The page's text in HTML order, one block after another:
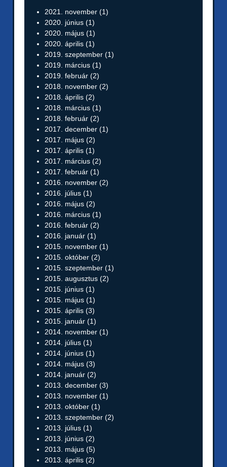
2021. november (1)
2020. június (1)
2020. május (1)
2020. április (1)
2019. szeptember (1)
2019. március (1)
2019. február (2)
2018. november (2)
2018. április (2)
2018. március (1)
2018. február (2)
2017. december (1)
2017. május (2)
2017. április (1)
2017. március (2)
2017. február (1)
2016. november (2)
2016. július (1)
2016. május (2)
2016. március (1)
2016. február (2)
2016. január (1)
2015. november (1)
2015. október (2)
2015. szeptember (1)
2015. augusztus (2)
2015. június (1)
2015. május (1)
2015. április (3)
2015. január (1)
2014. november (1)
2014. július (1)
2014. június (1)
2014. május (3)
2014. január (2)
2013. december (3)
2013. november (1)
2013. október (1)
2013. szeptember (2)
2013. július (1)
2013. június (2)
2013. május (5)
2013. április (2)